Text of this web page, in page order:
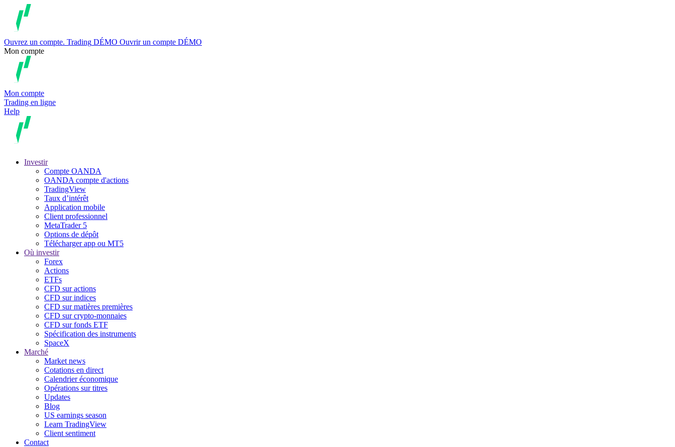
Ouvrez un compte. Trading DÉMO Ouvrir un compte DÉMO
Mon compte
Mon compte
Trading en ligne
Help
Investir
Compte OANDA
OANDA compte d'actions
TradingView
Taux d’intérêt
Application mobile
Client professionnel
MetaTrader 5
Options de dépôt
Télécharger app ou MT5
Où investir
Forex
Actions
ETFs
CFD sur actions
CFD sur indices
CFD sur matières premières
CFD sur crypto-monnaies
CFD sur fonds ETF
Spécification des instruments
SpaceX
Marché
Market news
Cotations en direct
Calendrier économique
Opérations sur titres
Updates
Blog
US earnings season
Learn TradingView
Client sentiment
Contact